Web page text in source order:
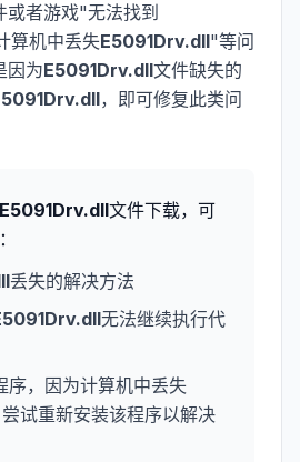
者游戏"无法找到
算机中丢失E5091Drv.dll"等问
因为E5091Drv.dll文件缺失的
，即可修复此类问
E5091Drv.dll文件下载，可
丢失的解决方法
无法继续执行代
序，因为计算机中丢失
尝试重新安装该程序以解决